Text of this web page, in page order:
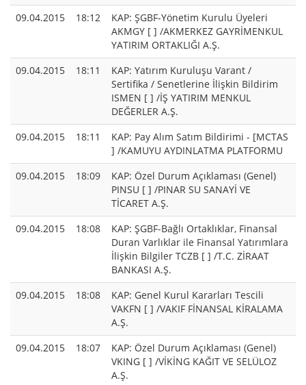
09.04.2015
18:12
KAP: ŞGBF-Yönetim Kurulu Üyeleri
AKMGY [ ] /AKMERKEZ GAYRİMENKUL
YATIRIM ORTAKLIĞI A.Ş.
09.04.2015
18:11
KAP: Yatırım Kuruluşu Varant /
Sertifika / Senetlerine İlişkin Bildirim
ISMEN [ ] /İŞ YATIRIM MENKUL
DEĞERLER A.Ş.
09.04.2015
18:11
KAP: Pay Alım Satım Bildirimi - [MCTAS
] /KAMUYU AYDINLATMA PLATFORMU
09.04.2015
18:09
KAP: Özel Durum Açıklaması (Genel)
PINSU [ ] /PINAR SU SANAYİ VE
TİCARET A.Ş.
09.04.2015
18:08
KAP: ŞGBF-Bağlı Ortaklıklar, Finansal
Duran Varlıklar ile Finansal Yatırımlara
İlişkin Bilgiler TCZB [ ] /T.C. ZİRAAT
BANKASI A.Ş.
09.04.2015
18:08
KAP: Genel Kurul Kararları Tescili
VAKFN [ ] /VAKIF FİNANSAL KİRALAMA
A.Ş.
09.04.2015
18:07
KAP: Özel Durum Açıklaması (Genel)
VKING [ ] /VİKİNG KAĞIT VE SELÜLOZ
A.Ş.